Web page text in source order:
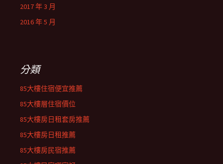
2017 年 3 月
2016 年 5 月
分類
85大樓住宿便宜推薦
85大樓層住宿價位
85大樓房日租套房推薦
85大樓房日租推薦
85大樓房民宿推薦